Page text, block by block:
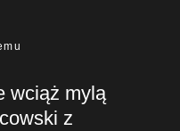
wciąż mylą
z